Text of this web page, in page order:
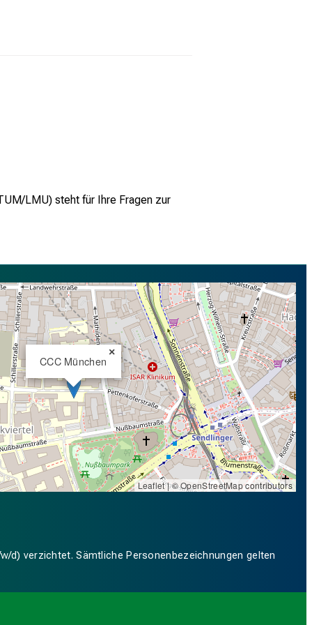
LMU) steht für Ihre Fragen zur
CCC München
×
Leaflet| ©OpenStreetMapcontributors
d) verzichtet. Sämtliche Personenbezeichnungen gelten